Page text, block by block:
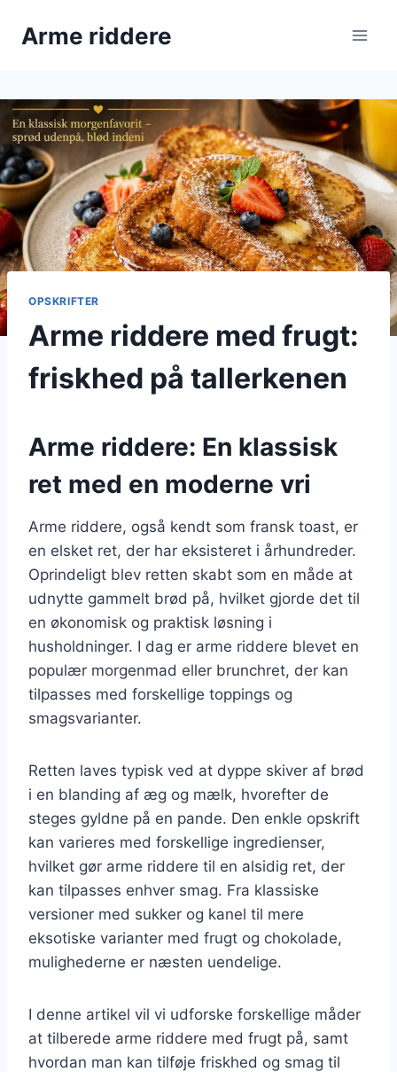
Arme riddere
OPSKRIFTER
Arme riddere med frugt:
friskhed på tallerkenen
Arme riddere: En klassisk
ret med en moderne vri
Arme riddere, også kendt som fransk toast, er
en elsket ret, der har eksisteret i århundreder.
Oprindeligt blev retten skabt som en måde at
udnytte gammelt brød på, hvilket gjorde det til
en økonomisk og praktisk løsning i
husholdninger. I dag er arme riddere blevet en
populær morgenmad eller brunchret, der kan
tilpasses med forskellige toppings og
smagsvarianter.
Retten laves typisk ved at dyppe skiver af brød
i en blanding af æg og mælk, hvorefter de
steges gyldne på en pande. Den enkle opskrift
kan varieres med forskellige ingredienser,
hvilket gør arme riddere til en alsidig ret, der
kan tilpasses enhver smag. Fra klassiske
versioner med sukker og kanel til mere
eksotiske varianter med frugt og chokolade,
mulighederne er næsten uendelige.
I denne artikel vil vi udforske forskellige måder
at tilberede arme riddere med frugt på, samt
hvordan man kan tilføje friskhed og smag til